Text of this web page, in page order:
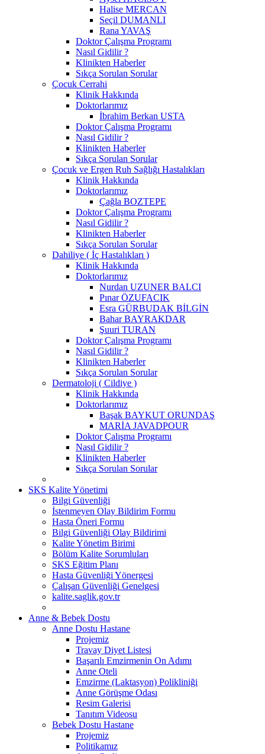
Halise MERCAN
Seçil DUMANLI
Rana YAVAŞ
Doktor Çalışma Programı
Nasıl Gidilir ?
Klinikten Haberler
Sıkça Sorulan Sorular
Çocuk Cerrahi
Klinik Hakkında
Doktorlarımız
İbrahim Berkan USTA
Doktor Çalışma Programı
Nasıl Gidilir ?
Klinikten Haberler
Sıkça Sorulan Sorular
Çocuk ve Ergen Ruh Sağlığı Hastalıkları
Klinik Hakkında
Doktorlarımız
Çağla BOZTEPE
Doktor Çalışma Programı
Nasıl Gidilir ?
Klinikten Haberler
Sıkça Sorulan Sorular
Dahiliye ( İç Hastalıkları )
Klinik Hakkında
Doktorlarımız
Nurdan UZUNER BALCI
Pınar ÖZUFACIK
Esra GÜRBUDAK BİLGİN
Bahar BAYRAKDAR
Şuuri TURAN
Doktor Çalışma Programı
Nasıl Gidilir ?
Klinikten Haberler
Sıkça Sorulan Sorular
Dermatoloji ( Cildiye )
Klinik Hakkında
Doktorlarımız
Başak BAYKUT ORUNDAŞ
MARİA JAVADPOUR
Doktor Çalışma Programı
Nasıl Gidilir ?
Klinikten Haberler
Sıkça Sorulan Sorular
SKS Kalite Yönetimi
Bilgi Güvenliği
İstenmeyen Olay Bildirim Formu
Hasta Öneri Formu
Bilgi Güvenliği Olay Bildirimi
Kalite Yönetim Birimi
Bölüm Kalite Sorumluları
SKS Eğitim Planı
Hasta Güvenliği Yönergesi
Çalışan Güvenliği Genelgesi
kalite.saglik.gov.tr
Anne & Bebek Dostu
Anne Dostu Hastane
Projemiz
Travay Diyet Listesi
Başarılı Emzirmenin On Adımı
Anne Oteli
Emzirme (Laktasyon) Polikliniği
Anne Görüşme Odası
Resim Galerisi
Tanıtım Videosu
Bebek Dostu Hastane
Projemiz
Politikamız